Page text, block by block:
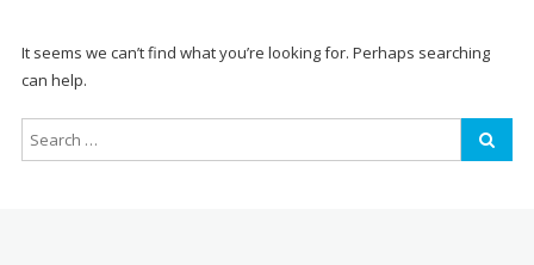
It seems we can’t find what you’re looking for. Perhaps searching
can help.